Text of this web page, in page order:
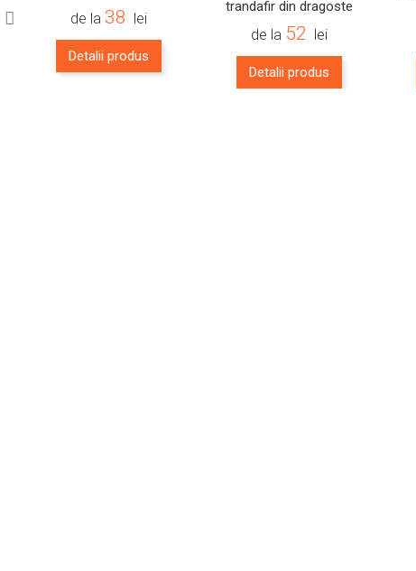
de la 38 lei
Detalii produs
trandafir din dragoste
de la 52 lei
Detalii produs